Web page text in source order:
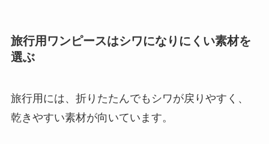
旅行用ワンピースはシワになりにくい素材を
選ぶ
旅行用には、折りたたんでもシワが戻りやすく、
乾きやすい素材が向いています。